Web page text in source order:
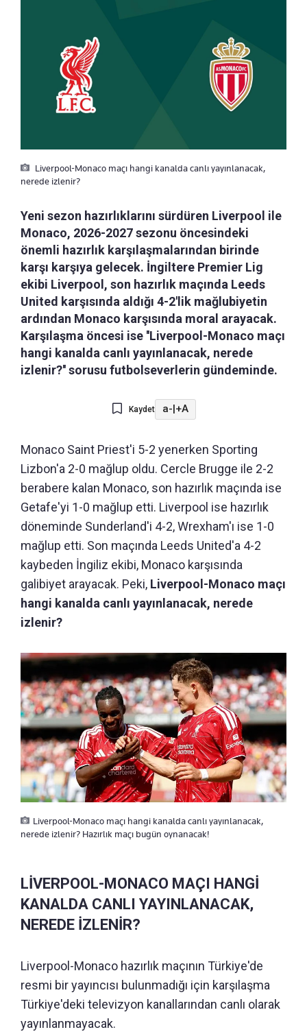
Liverpool-Monaco maçı hangi kanalda canlı yayınlanacak,
nerede izlenir?
Yeni sezon hazırlıklarını sürdüren Liverpool ile
Monaco, 2026-2027 sezonu öncesindeki
önemli hazırlık karşılaşmalarından birinde
karşı karşıya gelecek. İngiltere Premier Lig
ekibi Liverpool, son hazırlık maçında Leeds
United karşısında aldığı 4-2'lik mağlubiyetin
ardından Monaco karşısında moral arayacak.
Karşılaşma öncesi ise ''Liverpool-Monaco maçı
hangi kanalda canlı yayınlanacak, nerede
izlenir?'' sorusu futbolseverlerin gündeminde.
Kaydet a-|+A
Monaco Saint Priest'i 5-2 yenerken Sporting
Lizbon'a 2-0 mağlup oldu. Cercle Brugge ile 2-2
berabere kalan Monaco, son hazırlık maçında ise
Getafe'yi 1-0 mağlup etti. Liverpool ise hazırlık
döneminde Sunderland'i 4-2, Wrexham'ı ise 1-0
mağlup etti. Son maçında Leeds United'a 4-2
kaybeden İngiliz ekibi, Monaco karşısında
galibiyet arayacak. Peki, Liverpool-Monaco maçı
hangi kanalda canlı yayınlanacak, nerede
izlenir?
Liverpool-Monaco maçı hangi kanalda canlı yayınlanacak,
nerede izlenir? Hazırlık maçı bugün oynanacak!
LİVERPOOL-MONACO MAÇI HANGİ
KANALDA CANLI YAYINLANACAK,
NEREDE İZLENİR?
Liverpool-Monaco hazırlık maçının Türkiye'de
resmi bir yayıncısı bulunmadığı için karşılaşma
Türkiye'deki televizyon kanallarından canlı olarak
yayınlanmayacak.